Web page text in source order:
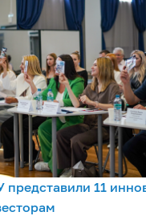
представили 11